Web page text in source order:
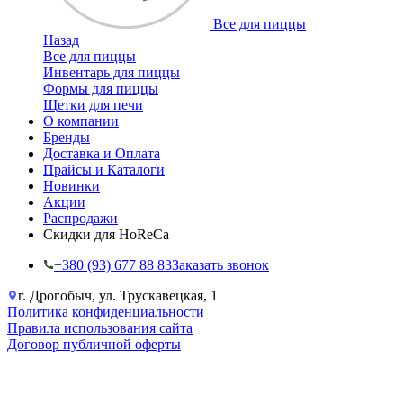
Все для пиццы
Назад
Все для пиццы
Инвентарь для пиццы
Формы для пиццы
Щетки для печи
О компании
Бренды
Доставка и Оплата
Прайсы и Каталоги
Новинки
Акции
Распродажи
Скидки для HoReCa
+38‎0 (93) 677 88 83Заказать звонок
г. Дрогобыч, ул. Трускавецкая, 1
Политика конфиденциальности
Правила использования сайта
Договор публичной оферты